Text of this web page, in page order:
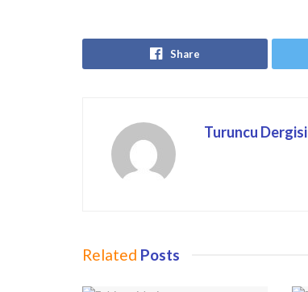
Share
Turuncu Dergisi
Related Posts